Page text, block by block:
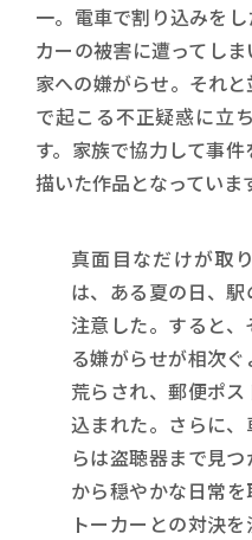
一。電車で割り込みを
カーの被害に遭ってし
家への嫌がらせ。それ
で起こる不正疑惑に立
す。家族で協力して事
描いた作品となっていま
真面目なだけが取
は、ある夏の日、
注意した。すると
る嫌がらせが相次
荒らされ、郵便ポ
込まれた。さらに
らは盗聴器まで見
から穏やかな日常
トーカーとの対決